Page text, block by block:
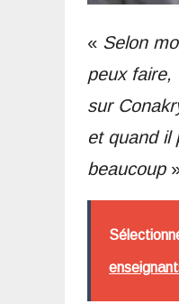
« Selon
peux faire,
sur
et quand il
beaucoup